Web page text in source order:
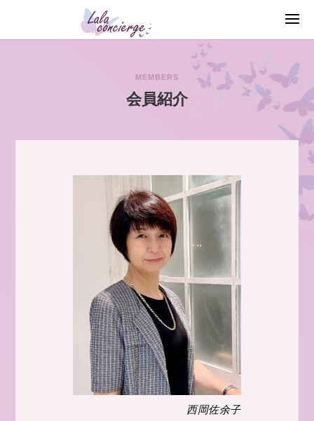
MEMBERS
会員紹介
西岡佐余子